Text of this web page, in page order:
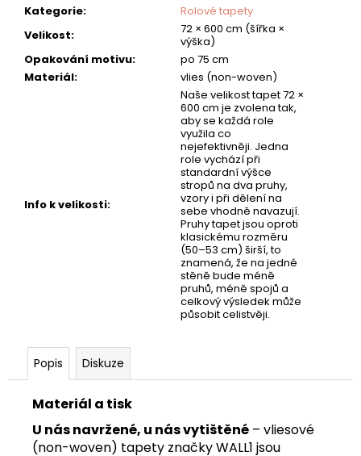
Kategorie:
Rolové tapety
Velikost:
72 × 600 cm (šířka ×
výška)
Opakování motivu:
po 75 cm
Materiál: vlies (non-woven)
Info k velikosti:
Naše velikost tapet 72 ×
600 cm je zvolena tak,
aby se každá role
využila co
nejefektivněji. Jedna
role vychází při
standardní výšce
stropů na dva pruhy,
vzory i při dělení na
sebe vhodně navazují.
Pruhy tapet jsou oproti
klasickému rozměru
(50–53 cm) širší, to
znamená, že na jedné
stěně bude méně
pruhů, méně spojů a
celkový výsledek může
působit celistvěji.
Popis Diskuze
Materiál a tisk
U nás navržené, u nás vytištěné – vliesové
(non-woven) tapety značky WALL1 jsou
u
č
u
NET